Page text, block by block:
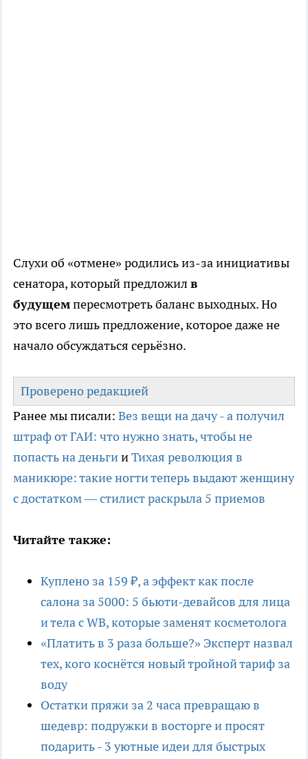
Слухи об «отмене» родились из-за инициативы
сенатора, который предложил в
будущемпересмотреть баланс выходных. Но
это всего лишь предложение, которое даже не
начало обсуждаться серьёзно.
Проверено редакцией
Ранее мы писали: Вез вещи на дачу - а получил
штраф от ГАИ: что нужно знать, чтобы не
попасть на деньгииТихая революция в
маникюре: такие ногти теперь выдают женщину
с достатком — стилист раскрыла 5 приемов
Читайте также:
Куплено за 159 ₽, а эффект как после
салона за 5000: 5 бьюти-девайсов для лица
и тела с WB, которые заменят косметолога
«Платить в 3 раза больше?» Эксперт назвал
тех, кого коснётся новый тройной тариф за
воду
Остатки пряжи за 2 часа превращаю в
шедевр: подружки в восторге и просят
подарить - 3 уютные идеи для быстрых